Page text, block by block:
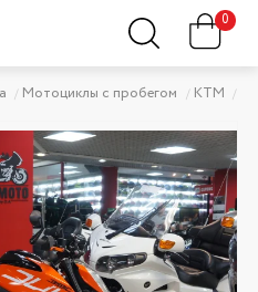
0
Мотоциклы с пробегом KTM